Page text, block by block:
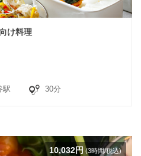
け料理
駅 30分
10,032円 (3時間/税込)